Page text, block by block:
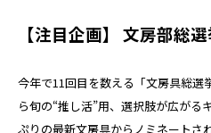
【注目企画】 文房部総
今年で11回目を数える「文房具総選
ら旬の“推し活”用、選択肢が広がる
ぷりの最新文房具からノミネートさ